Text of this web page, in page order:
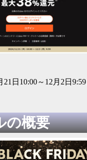
21日10:00～12月2日9:59
の概要